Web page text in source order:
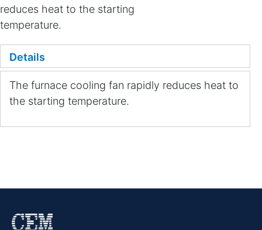
reduces heat to the starting
temperature.
Details
The furnace cooling fan rapidly reduces heat to
the starting temperature.